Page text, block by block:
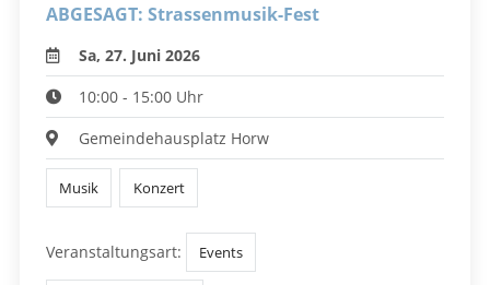
ABGESAGT: Strassenmusik-Fest
Sa, 27. Juni 2026
10:00 - 15:00 Uhr
Gemeindehausplatz Horw
Musik Konzert
Veranstaltungsart: Events